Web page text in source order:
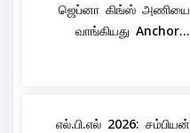
ஜெப்னா கிங்ஸ் அணியை
வாங்கியது Anchor...
எல்.பி.எல் 2026: சம்பியன்